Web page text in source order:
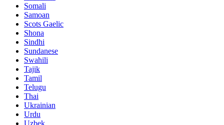
Somali
Samoan
Scots Gaelic
Shona
Sindhi
Sundanese
Swahili
Tajik
Tamil
Telugu
Thai
Ukrainian
Urdu
Uzbek